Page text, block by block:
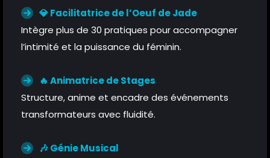
💎 Facilitatrice de l’Oeuf de Jade
Intègre plus de 30 pratiques pour accompagner
l’intimité et la puissance du féminin.
🔥 Animatrice de Stages
Structure, anime et encadre des événements
transformateurs avec fluidité.
🎶 Génie Musical